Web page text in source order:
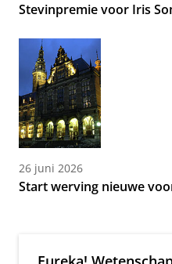
Stevinpremie voor Iris
26 juni 2026
Start werving nieuwe